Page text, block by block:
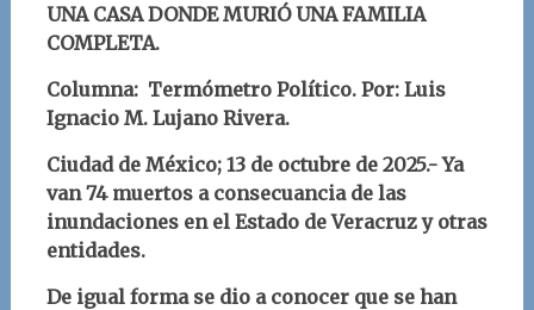
UNA CASA DONDE MURIÓ UNA FAMILIA
COMPLETA.
Columna: Termómetro Político. Por: Luis
Ignacio M. Lujano Rivera.
Ciudad de México; 13de octubrede 2025.-Ya
van 74 muertos a consecuancia de las
inundaciones en el Estado de Veracruz y otras
entidades.
De igual forma se dio a conocer que se han